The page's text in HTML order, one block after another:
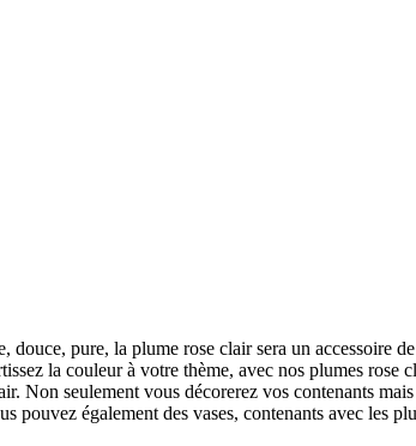
douce, pure, la plume rose clair sera un accessoire
la couleur à votre thème, avec nos plumes rose
Non seulement vous décorerez vos contenants
pouvez également des vases, contenants avec les